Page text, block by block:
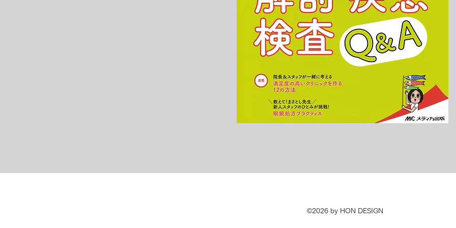
©2026 by HON DESIGN